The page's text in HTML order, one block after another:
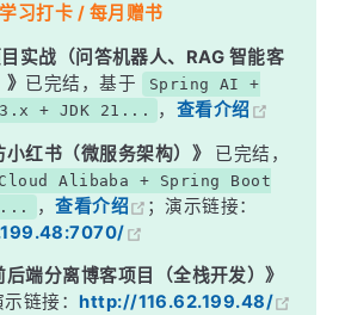
习打卡 / 每月赠书
实战（问答机器人、RAG 智能客
已完结，基于
Spring AI +
+ JDK 21...
， 查看介绍
小红书（微服务架构）》
已完结，
Alibaba + Spring Boot
，查看介绍
；演示链接：
后端分离博客项目（全栈开发）》
链接： http://116.62.199.48/